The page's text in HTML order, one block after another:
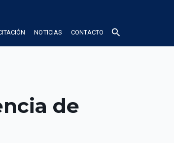
NOTICIAS CONTACTO search
de